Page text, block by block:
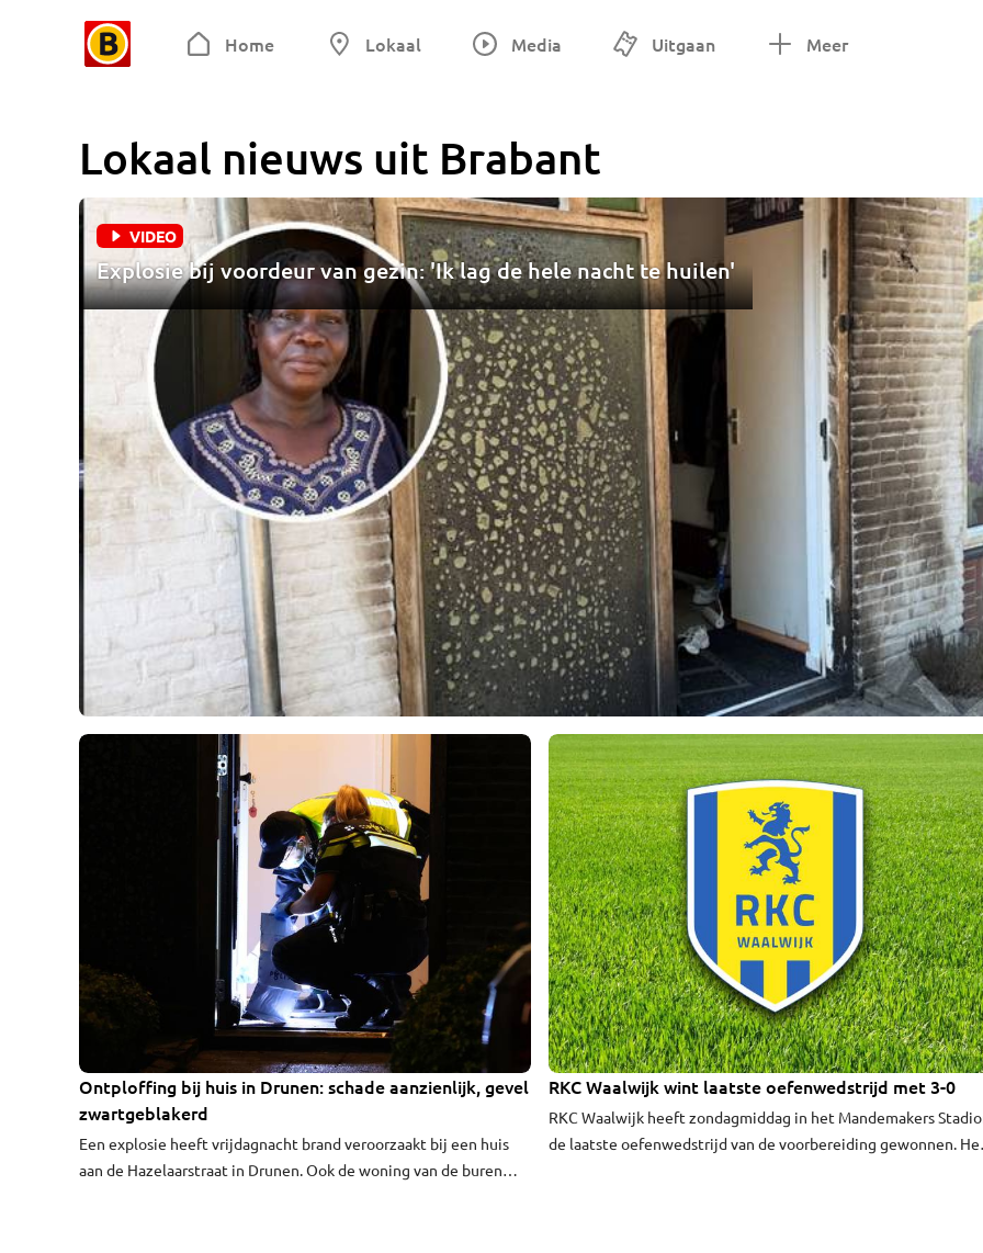
Home Lokaal Media Uitgaan Meer
Lokaal nieuws uit Brabant
VIDEO
Explosie bij voordeur van gezin: 'Ik lag de hele nacht te huilen'
Ontploffing bij huis in Drunen: schade aanzienlijk, gevel
zwartgeblakerd
Een explosie heeft vrijdagnacht brand veroorzaakt bij een huis
aan de Hazelaarstraat in Drunen. Ook de woning van de buren
VIDEO RKC Waalwijk wint laatste oefenwedstrijd met 3-0
RKC Waalwijk heeft zondagmiddag in het Mandemakers
de laatste oefenwedstrijd van de voorbereiding gewonnen. Het